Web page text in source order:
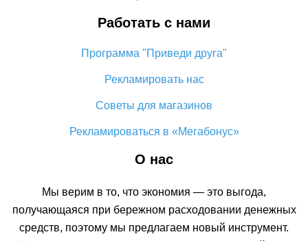
Работать с нами
Программа "Приведи друга"
Рекламировать нас
Советы для магазинов
Рекламироваться в «Мегабонус»
О нас
Мы верим в то, что экономия — это выгода,
получающаяся при бережном расходовании денежных
средств, поэтому мы предлагаем новый инструмент.